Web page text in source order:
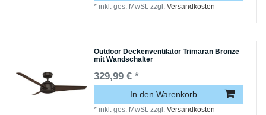
*inkl. ges. MwSt. zzgl.Versandkosten
Outdoor Deckenventilator Trimaran Bronze
mit Wandschalter
329,99 € *
In den Warenkorb
*inkl. ges. MwSt. zzgl.Versandkosten